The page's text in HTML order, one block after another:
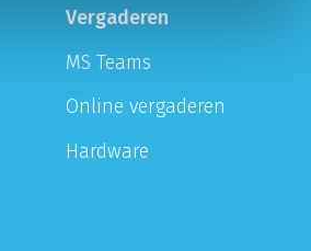
Vergaderen
MS Teams
Online vergaderen
Hardware